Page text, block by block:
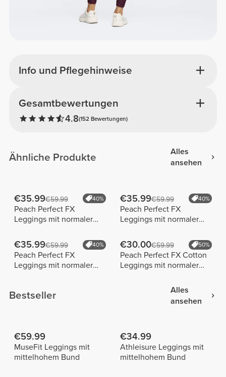
Info und Pflegehinweise
Gesamtbewertungen
4.8(152 Bewertungen)
Ähnliche Produkte
Alles
ansehen
€35.99€59.99 40%
Peach Perfect FX
Leggings mit normaler
€35.99€59.99 40%
Peach Perfect FX
Leggings mit normaler
€35.99€59.99 40%
Peach Perfect FX
Leggings mit normaler
€30.00€59.99 50%
Peach Perfect FX Cotton
Leggings mit normaler
Bestseller
Alles
ansehen
€59.99
MuseFit Leggings mit
mittelhohem Bund
€34.99
Athleisure Leggings mit
mittelhohem Bund